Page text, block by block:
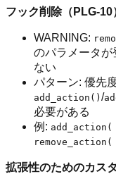
フック削除（PLG-10
WARNING:
のパラメータ
ない
パターン: 優先
add_action() /
必要がある
例:
拡張性のためのカス